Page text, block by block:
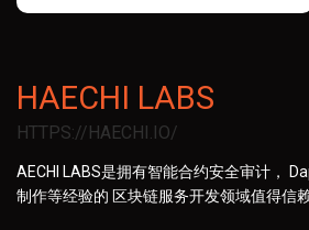
HAECHI LABS
HTTPS://HAECHI.IO/
AECHI LABS是拥有智能合约安全审计，
制作等经验的 区块链服务开发领域值得信